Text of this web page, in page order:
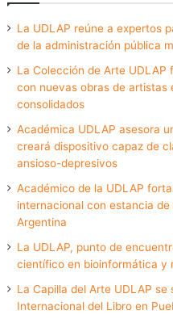
La UDLAP reúne a expertos
de la administración pública
La Colección de Arte
con nuevas obras de artistas
consolidados
Académica UDLAP asesora
creará dispositivo capaz de
ansioso-depresivos
Académico de la UDLAP
internacional con estancia
Argentina
La UDLAP, punto de
científico en bioinformática y
La Capilla del Arte UDLAP se
Internacional del Libro en